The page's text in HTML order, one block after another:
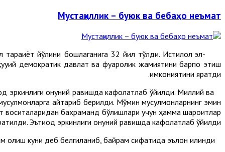
Мустақиллик – буюк ва бебаҳо неъмат
йўлини бошлаганига 32 йил тўлди. Истиқлол эл-
демократик давлат ва фуқаролик жамиятини барпо этиш
имкониятини яратди.
қонуний равишда кафолатлаб қўйилди. Миллий ва
қайтариб берилди. Мўмин мусулмонларнинг эмин
баҳраманд бўлишлари учун ҳамма шароитлар
Эътиқод эркинлиги қонуний равишда кафолатлаб қўйилди.